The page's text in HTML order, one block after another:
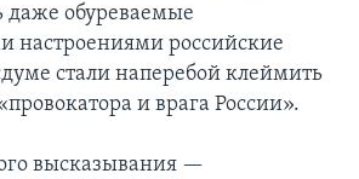
даже обуреваемые
настроениями российские
стали наперебой клеймить
и врага России».
высказывания —